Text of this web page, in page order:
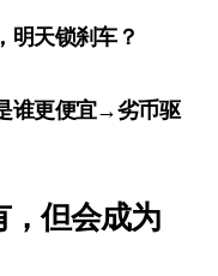
明天锁刹车？
，但会成为